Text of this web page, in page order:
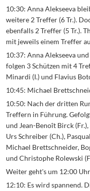
10:30: Anna Alekseeva
weitere 2 Treffer (6 Tr.).
ebenfalls 2 Treffer (5 Tr.).
mit jeweils einem Treffer
10:37: Anna Alekseeva
folgen 3 Schützen mit 4
Minardi (I.) und Flavius
10:45: Michael
10:50: Nach der dritten
Treffern in Führung.
und Jean-Benoît Birck
Urs Schreiber (Ch.),
Michael Brettschneider,
und Christophe Rolewski
Weiter geht's um 12:00
12:10: Es wird spannend.